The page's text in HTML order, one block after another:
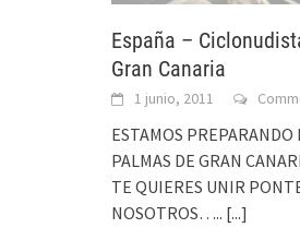
España –
Gran Canaria
1 junio, 2011
ESTAMOS
PALMAS DE GRAN
TE QUIERES UNIR
NOSOTROS….. [...]